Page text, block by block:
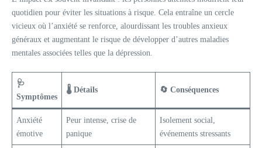
quotidien pour éviter les situations à risque. Cela entraîne un cercle
vicieux où l’anxiété se renforce, alourdissant les troubles anxieux
généraux et augmentant le risque de développer d’autres maladies
mentales associées telles que la dépression.
🩺
Symptômes
🌡️ Détails 🔄 Conséquences
Anxiété
émotive
Peur intense, crise de
panique
Isolement social,
événements stressants